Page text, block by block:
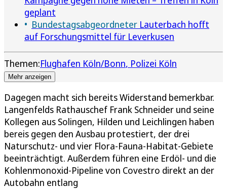
geplant
Bundestagsabgeordneter Lauterbach hofft
auf Forschungsmittel für Leverkusen
Themen:Flughafen Köln/Bonn Polizei Köln
Mehr anzeigen
Dagegen macht sich bereits Widerstand bemerkbar.
Langenfelds Rathauschef Frank Schneider und seine
Kollegen aus Solingen, Hilden und Leichlingen haben
bereis gegen den Ausbau protestiert, der drei
Naturschutz- und vier Flora-Fauna-Habitat-Gebiete
beeinträchtigt. Außerdem führen eine Erdöl- und die
Kohlenmonoxid-Pipeline von Covestro direkt an der
Autobahn entlang